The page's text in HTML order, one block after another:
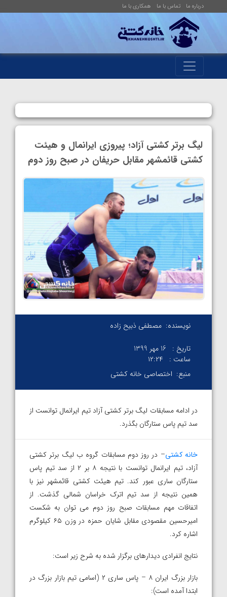
درباره ما تماس با ما همکاری با ما
لیگ برتر کشتی آزاد؛ پیروزی ایرانمال و هیئت
کشتی قائمشهر مقابل حریفان در صبح روز دوم
نویسنده: مصطفی ذبیح زاده
تاریخ :
16 مهر 1399
ساعت :
۱۲:۲۴
منبع: اختصاصی خانه کشتی
در ادامه مسابقات لیگ برتر کشتی آزاد تیم ایرانمال توانست از
سد تیم پاس ستارگان بگذرد.
خانه کشتی– در روز دوم مسابقات گروه ب لیگ برتر کشتی
آزاد، تیم ایرانمال توانست با نتیجه ۸ بر ۲ از سد تیم پاس
ستارگان ساری عبور کند. تیم هیئت کشتی قائمشهر نیز با
همین نتیجه از سد تیم اترک خراسان شمالی گذشت. از
اتفاقات مهم مسابقات صبح روز دوم می توان به شکست
امیرحسین مقصودی مقابل شایان حمزه در وزن ۶۵ کیلوگرم
اشاره کرد.
نتایج انفرادی دیدارهای برگزار شده به شرح زیر است:
بازار بزرگ ایران ۸ – پاس ساری ۲ (اسامی تیم بازار بزرگ در
ابتدا آمده است):